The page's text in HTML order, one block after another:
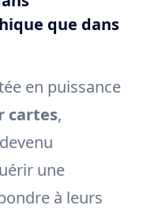
que dans
en puissance
cartes,
une
à leurs